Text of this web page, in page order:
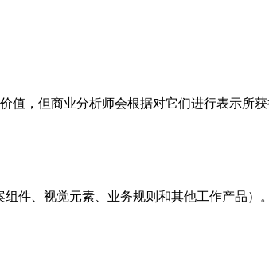
，但商业分析师会根据对它们进行表示所
组件、视觉元素、业务规则和其他工作产品）。